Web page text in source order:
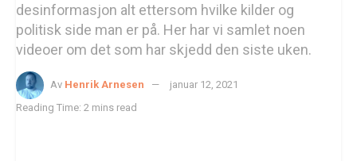
desinformasjon alt ettersom hvilke kilder og
politisk side man er på. Her har vi samlet noen
videoer om det som har skjedd den siste uken.
Av Henrik Arnesen
januar 12, 2021
Reading Time: 2 mins read